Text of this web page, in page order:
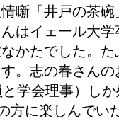
噺「井戸の茶
はイェール大
かたでした。
。志の春さん
学会理事）し
方に楽しんでい